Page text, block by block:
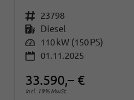
Fahrzeugnr. 23798
Kraftstoff Diesel
Leistung 110 kW (150 PS)
01.11.2025
33.590,– €
incl. 19% MwSt.